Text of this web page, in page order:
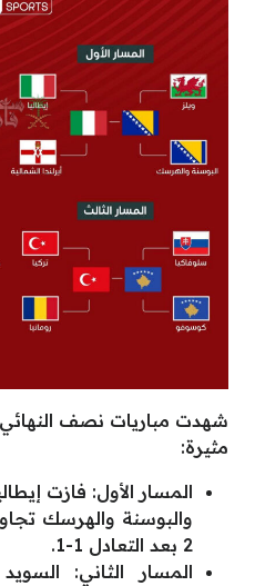
شهدت مباريات نصف النهائي
مثيرة:
2 بعد التعادل 1-1.